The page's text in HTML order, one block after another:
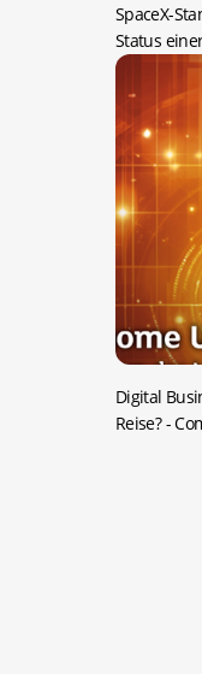
SpaceX-
Status
Digital
Reise?-